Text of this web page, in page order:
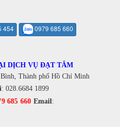
454 0979 685 660
DỊCH VỤ ĐẠT TÂM
Thành phố Hồ Chí Minh
: 028.6684 1899
685 660 Email: